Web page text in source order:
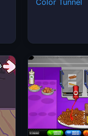
Color Tunnel